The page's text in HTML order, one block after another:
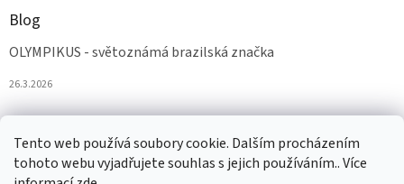
Tento web používá soubory cookie. Dalším procházením
tohoto webu vyjadřujete souhlas s jejich používáním.. Více
Blog
OLYMPIKUS - světoznámá brazilská značka
26.3.2026